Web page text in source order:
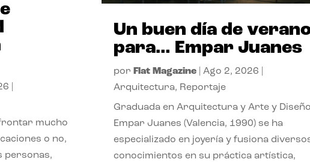
mucho
o no,
personas,
Un buen día de
para… Empar Juanes
por Flat Magazine| Ago 2, 2026
Arquitectura, Reportaje
Graduada en Arquitectura y Arte y
Empar Juanes (Valencia, 1990) se ha
especializado en joyería y fusiona
conocimientos en su práctica artística,